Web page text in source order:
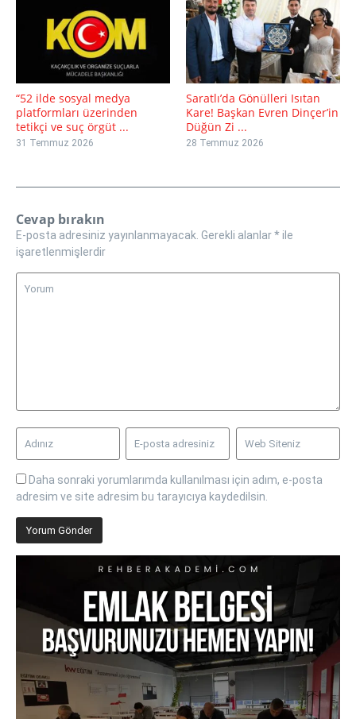
“52 ilde sosyal medya
platformları üzerinden
tetikçi ve suç örgüt ...
31 Temmuz 2026
Saratlı’da Gönülleri Isıtan
Kare! Başkan Evren Dinçer’in
Düğün Zi ...
28 Temmuz 2026
Cevap bırakın
E-posta adresiniz yayınlanmayacak. Gerekli alanlar*ile
işaretlenmişlerdir
Daha sonraki yorumlarımda kullanılması için adım, e-posta
adresim ve site adresim bu tarayıcıya kaydedilsin.